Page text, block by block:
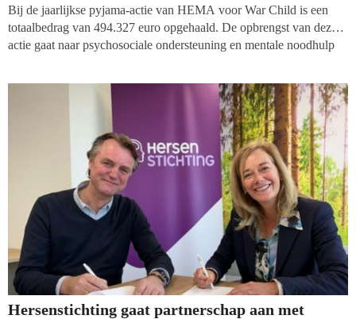
Bij de jaarlijkse pyjama-actie van HEMA voor War Child is een
totaalbedrag van 494.327 euro opgehaald. De opbrengst van deze
actie gaat naar psychosociale ondersteuning en mentale noodhulp
Hersenstichting gaat partnerschap aan met